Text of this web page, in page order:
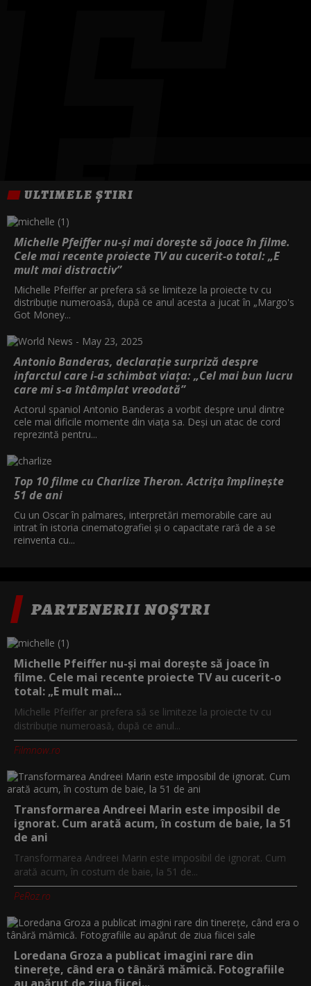
ULTIMELE ȘTIRI
Michelle Pfeiffer nu-și mai dorește să joace în filme.
Cele mai recente proiecte TV au cucerit-o total: „E
mult mai distractiv”
Michelle Pfeiffer ar prefera să se limiteze la proiecte tv cu
distribuție numeroasă, după ce anul acesta a jucat în „Margo's
Got Money...
Antonio Banderas, declarație surpriză despre
infarctul care i-a schimbat viața: „Cel mai bun lucru
care mi s-a întâmplat vreodată”
Actorul spaniol Antonio Banderas a vorbit despre unul dintre
cele mai dificile momente din viața sa. Deși un atac de cord
reprezintă pentru...
Top 10 filme cu Charlize Theron. Actrița împlinește
51 de ani
Cu un Oscar în palmares, interpretări memorabile care au
intrat în istoria cinematografiei și o capacitate rară de a se
reinventa cu...
PARTENERII NOȘTRI
Michelle Pfeiffer nu-și mai dorește să joace în
filme. Cele mai recente proiecte TV au cucerit-o
total: „E mult mai...
Michelle Pfeiffer ar prefera să se limiteze la proiecte tv cu
distribuție numeroasă, după ce anul...
Filmnow.ro
Transformarea Andreei Marin este imposibil de
ignorat. Cum arată acum, în costum de baie, la 51
de ani
Transformarea Andreei Marin este imposibil de ignorat. Cum
arată acum, în costum de baie, la 51 de...
PeRoz.ro
Loredana Groza a publicat imagini rare din
tinerețe, când era o tânără mămică. Fotografiile